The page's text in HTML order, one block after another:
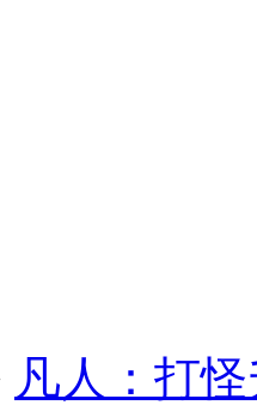
凡人：打